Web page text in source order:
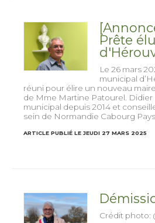
Prête
Le 26 mars
municipal
réuni pour élire un nouveau
de Mme Martine Patourel.
municipal depuis 2014 et
sein de Normandie Cabourg
ARTICLE PUBLIÉ LE JEUDI 27 MARS 2025
Crédit photo: